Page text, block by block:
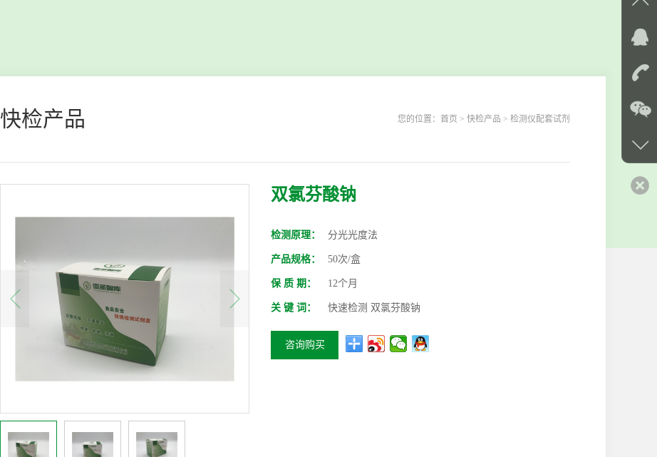
快检产品 您的位置： 首页 > 快检产品 > 检测仪配套试剂
双氯芬酸钠
检测原理： 分光光度法
产品规格： 50次/盒
保 质 期： 12个月
关 键 词： 快速检测 双氯芬酸钠
咨询购买